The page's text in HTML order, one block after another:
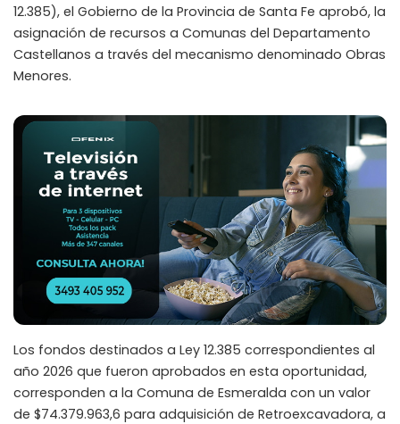
12.385), el Gobierno de la Provincia de Santa Fe aprobó, la
asignación de recursos a Comunas del Departamento
Castellanos a través del mecanismo denominado Obras
Menores.
Los fondos destinados a Ley 12.385 correspondientes al
año 2026 que fueron aprobados en esta oportunidad,
corresponden a la Comuna de Esmeralda con un valor
de $74.379.963,6 para adquisición de Retroexcavadora, a